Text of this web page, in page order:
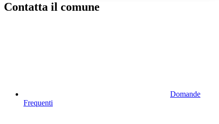
Contatta il comune
Domande
Frequenti